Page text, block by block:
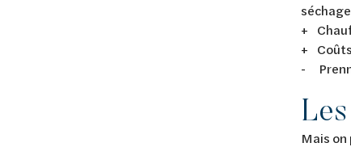
+
+
-
Mais